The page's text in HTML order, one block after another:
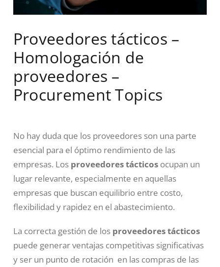
Proveedores tácticos –
Homologación de
proveedores –
Procurement Topics
No hay duda que los proveedores son una parte
esencial para el óptimo rendimiento de las
empresas. Los proveedores tácticosocupan un
lugar relevante, especialmente en aquellas
empresas que buscan equilibrio entre costo,
flexibilidad y rapidez en el abastecimiento.
La correcta gestión de los proveedores tácticos
puede generar ventajas competitivas significativas
y ser un punto de rotación en las compras de las